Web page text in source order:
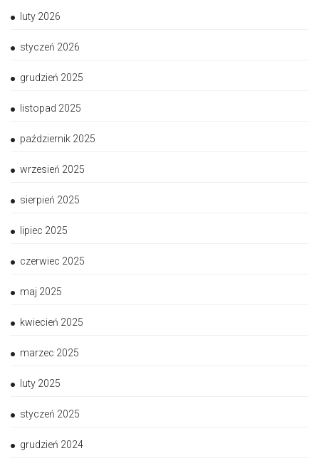
luty 2026
styczeń 2026
grudzień 2025
listopad 2025
październik 2025
wrzesień 2025
sierpień 2025
lipiec 2025
czerwiec 2025
maj 2025
kwiecień 2025
marzec 2025
luty 2025
styczeń 2025
grudzień 2024